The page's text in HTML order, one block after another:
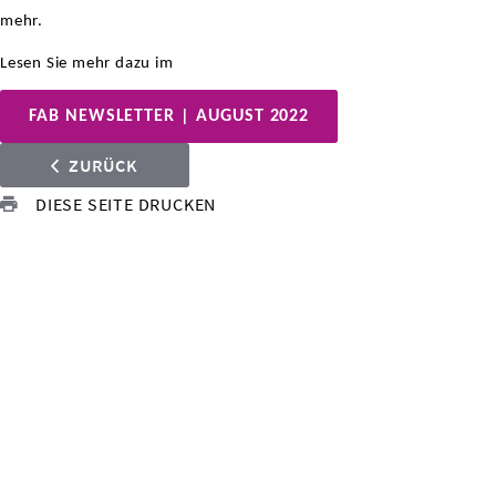
mehr.
Lesen Sie mehr dazu im
FAB NEWSLETTER | AUGUST 2022
ZURÜCK
DIESE SEITE DRUCKEN